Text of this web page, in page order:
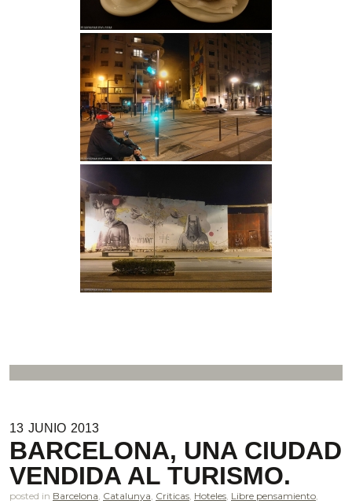
13 JUNIO 2013
BARCELONA, UNA CIUDAD
VENDIDA AL TURISMO.
posted in Barcelona, Catalunya, Criticas, Hoteles, Libre pensamiento,